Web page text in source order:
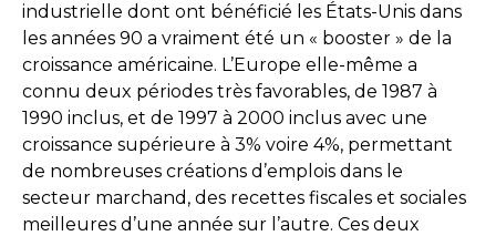
industrielle dont ont bénéficié les États-Unis dans
les années 90 a vraiment été un « booster » de la
croissance américaine. L’Europe elle-même a
connu deux périodes très favorables, de 1987 à
1990 inclus, et de 1997 à 2000 inclus avec une
croissance supérieure à 3% voire 4%, permettant
de nombreuses créations d’emplois dans le
secteur marchand, des recettes fiscales et sociales
meilleures d’une année sur l’autre. Ces deux